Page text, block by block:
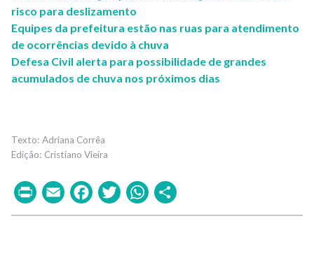
risco para deslizamento
Equipes da prefeitura estão nas ruas para atendimento
de ocorrências devido à chuva
Defesa Civil alerta para possibilidade de grandes
acumulados de chuva nos próximos dias
Adriana Corrêa
Cristiano Vieira
PrintEmailFacebook
TwitterWhatsApp